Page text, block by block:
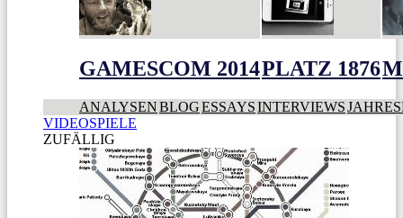
GAMESCOM 2014PLATZ 1876
ANALYSENBLOGESSAYSINTERVIEWS
VIDEOSPIELE
ZUFÄLLIG